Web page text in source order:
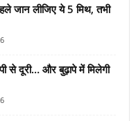
जान लीजिए ये 5 मिथ, तभी
से दूरी… और बुढ़ापे में मिलेगी